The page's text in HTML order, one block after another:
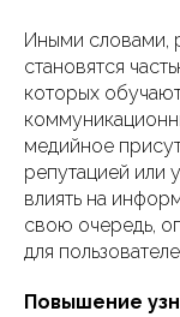
Иными словами,
становятся
которых
медийное
репутацией или
влиять на
свою очередь,
для
Повышение